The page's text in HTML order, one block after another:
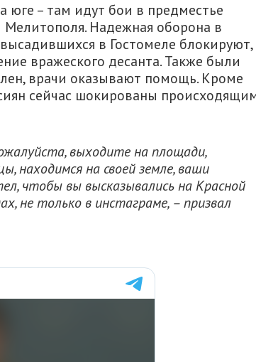
юге – там идут бои в предместье
Мелитополя. Надежная оборона в
в Гостомеле блокируют,
вражеского десанта. Также были
врачи оказывают помощь. Кроме
сейчас шокированы
выходите на площади,
находимся на своей земле, ваши
чтобы вы высказывались на Красной
не только в инстаграме, – призвал